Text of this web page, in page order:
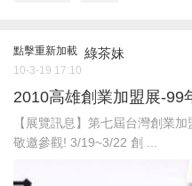
點擊重新加載 綠茶妹
10-3-19 17:10
2010高雄創業加盟展-99
【展覽訊息】第七屆台灣創業
敬邀參觀! 3/19~3/22 創 ...